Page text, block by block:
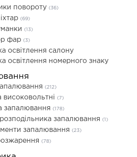
повороту (36)
(69)
(13)
фар (3)
освітлення салону
освітлення номерного знаку
(212)
високовольтні (7)
запалювання (178)
розподільника запалювання (1)
запалювання (23)
(78)